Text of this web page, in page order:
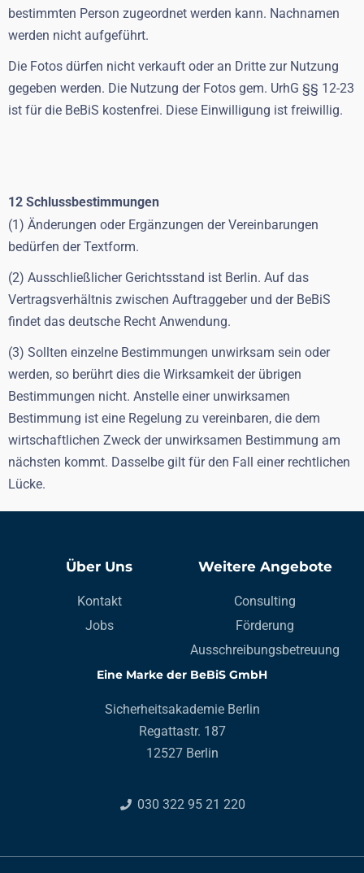
bestimmten Person zugeordnet werden kann. Nachnamen
werden nicht aufgeführt.
Die Fotos dürfen nicht verkauft oder an Dritte zur Nutzung
gegeben werden. Die Nutzung der Fotos gem. UrhG §§ 12-23
ist für die BeBiS kostenfrei. Diese Einwilligung ist freiwillig.
12 Schlussbestimmungen
(1) Änderungen oder Ergänzungen der Vereinbarungen
bedürfen der Textform.
(2) Ausschließlicher Gerichtsstand ist Berlin. Auf das
Vertragsverhältnis zwischen Auftraggeber und der BeBiS
findet das deutsche Recht Anwendung.
(3) Sollten einzelne Bestimmungen unwirksam sein oder
werden, so berührt dies die Wirksamkeit der übrigen
Bestimmungen nicht. Anstelle einer unwirksamen
Bestimmung ist eine Regelung zu vereinbaren, die dem
wirtschaftlichen Zweck der unwirksamen Bestimmung am
nächsten kommt. Dasselbe gilt für den Fall einer rechtlichen
Lücke.
Über Uns
Kontakt
Jobs
Weitere Angebote
Consulting
Förderung
Ausschreibungsbetreuung
Eine Marke der BeBiS GmbH
Sicherheitsakademie Berlin
Regattastr. 187
12527 Berlin
030 322 95 21 220